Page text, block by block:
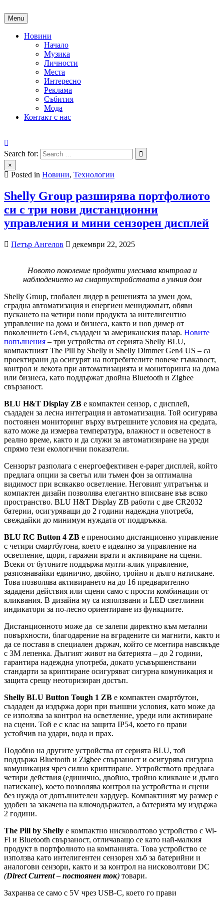
to
content
Menu
Новини
Начало
Музика
Личности
Места
Интересно
Реклама
Събития
Мода
Контакт с нас
People of Bulgaria
За хората на България
Search for:
×
Posted in Новини, Технологии
Shelly Group разширява портфолиото
си с три нови дистанционни
управления и мини сензорен дисплей
Петър Ангелов декември 22, 2025
Новото поколение продукти улеснява контрола и
наблюдението на смартустройствата в умния дом
Shelly Group, глобален лидер в решенията за умен дом,
сградна автоматизация и енергиен мениджмънт, обяви
пускането на четири нови продукта за интелигентно
управление на дома и бизнеса, както и нов димер от
поколението Gen4, създаден за американския пазар. Новите
попълнения – три устройства от серията Shelly BLU,
компактният The Pill by Shelly и Shelly Dimmer Gen4 US – са
проектирани да осигурят на потребителите повече гъвкавост,
контрол и лекота при автоматизацията и мониторинга на дома
или бизнеса, като поддържат двойна Bluetooth и Zigbee
свързаност.
BLU H&T Display ZB е компактен сензор, с дисплей,
създаден за лесна интеграция и автоматизация. Той осигурява
постоянен мониторинг върху вътрешните условия на средата,
като може да измерва температура, влажност и осветеност в
реално време, както и да служи за автоматизиране на уреди
спрямо тези екологични показатели.
Сензорът разполага с енергоефективен e-paper дисплей, който
предлага опции за светъл или тъмен фон за оптимална
видимост при всякакво осветление. Неговият ултратънък и
компактен дизайн позволява елегантно вписване във всяко
пространство. BLU H&T Display ZB работи с две CR2032
батерии, осигуряващи до 2 години надеждна употреба,
свеждайки до минимум нуждата от поддръжка.
BLU RC Button 4 ZB е преносимо дистанционно управление
с четири смартбутона, което е идеално за управление на
осветление, щори, гаражни врати и активиране на сцени.
Всеки от бутоните поддържа мулти-клик управление,
разпознавайки единично, двойно, тройно и дълго натискане.
Това позволява активирането на до 16 предварително
зададени действия или сцени само с прости комбинации от
кликвания. В дизайна му са използвани и LED светлинни
индикатори за по-лесно ориентиране из функциите.
Дистанционното може да се залепи директно към метални
повърхности, благодарение на вградените си магнити, както и
да се поставя в специален държач, който се монтира навсякъде
с 3M лепенка. Дългият живот на батерията – до 2 години,
гарантира надеждна употреба, докато усъвършенствани
стандарти за криптиране осигуряват сигурна комуникация и
защита срещу неоторизиран достъп.
Shelly BLU Button Tough 1 ZB е компактен смартбутон,
създаден да издържа дори при външни условия, като може да
се използва за контрол на осветление, уреди или активиране
на сцени. Той е с клас на защита IP54, което го прави
устойчив на удари, вода и прах.
Подобно на другите устройства от серията BLU, той
поддържа Bluetooth и Zigbee свързаност и осигурява сигурна
комуникация чрез силно криптиране. Устройството предлага
четири действия (единично, двойно, тройно кликване и дълго
натискане), което позволява контрол на устройства и сцени
без нужда от допълнителен хардуер. Компактният му размер е
удобен за закачена на ключодържател, а батерията му издържа
2 години.
The Pill by Shelly е компактно нисковолтово устройство с Wi-
Fi и Bluetooth свързаност, отличаващо се като най-малкия
продукт в портфолиото на компанията. Това устройство се
използва като интелигентен сензорен хъб за батерийни и
аналогови сензори, както и за контрол на нисковолтови DC
(Direct Current– постоянен ток) товари.
Захранва се само с 5V чрез USB-C, което го прави